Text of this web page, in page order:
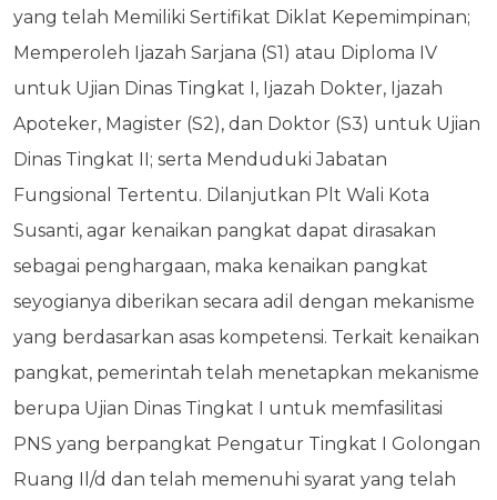
yang telah Memiliki Sertifikat Diklat Kepemimpinan;
Memperoleh Ijazah Sarjana (S1) atau Diploma IV
untuk Ujian Dinas Tingkat I, Ijazah Dokter, Ijazah
Apoteker, Magister (S2), dan Doktor (S3) untuk Ujian
Dinas Tingkat II; serta Menduduki Jabatan
Fungsional Tertentu. Dilanjutkan Plt Wali Kota
Susanti, agar kenaikan pangkat dapat dirasakan
sebagai penghargaan, maka kenaikan pangkat
seyogianya diberikan secara adil dengan mekanisme
yang berdasarkan asas kompetensi. Terkait kenaikan
pangkat, pemerintah telah menetapkan mekanisme
berupa Ujian Dinas Tingkat I untuk memfasilitasi
PNS yang berpangkat Pengatur Tingkat I Golongan
Ruang Il/d dan telah memenuhi syarat yang telah